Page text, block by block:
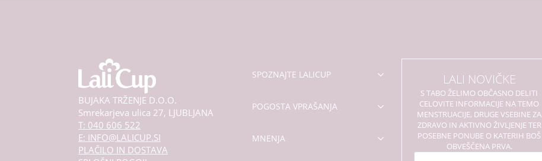
BUJAKA TRŽENJE D.O.O.
Smrekarjeva ulica 27, LJUBLJANA
T: 040 606 522
E: INFO@LALICUP.SI
PLAČILO IN DOSTAVA
SPOZNAJTE LALICUP
POGOSTA VPRAŠANJA
MNENJA
LALI NOVIČKE
S TABO ŽELIMO OBČASNO DELITI
CELOVITE INFORMACIJE NA TEMO
MENSTRUACIJE, DRUGE VSEBINE ZA
ZDRAVO IN AKTIVNO ŽIVLJENJE TER
POSEBNE PONUBE O KATERIH BOŠ
OBVEŠČENA PRVA.
Ime